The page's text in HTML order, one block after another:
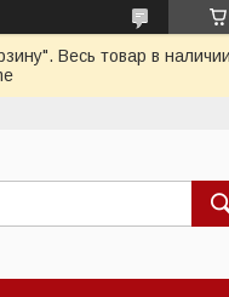
Весь товар в